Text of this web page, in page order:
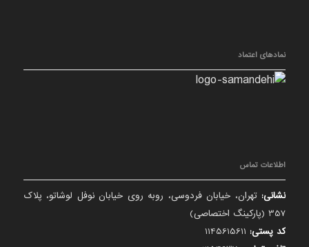
نمادهای اعتماد
اطلاعات تماس
نشانی: تهران، خیابان فردوسی، روبه روی خیابان نوفل لوشاتو، پلاک
357 (پارکینگ اختصاصی)
کد پستی: